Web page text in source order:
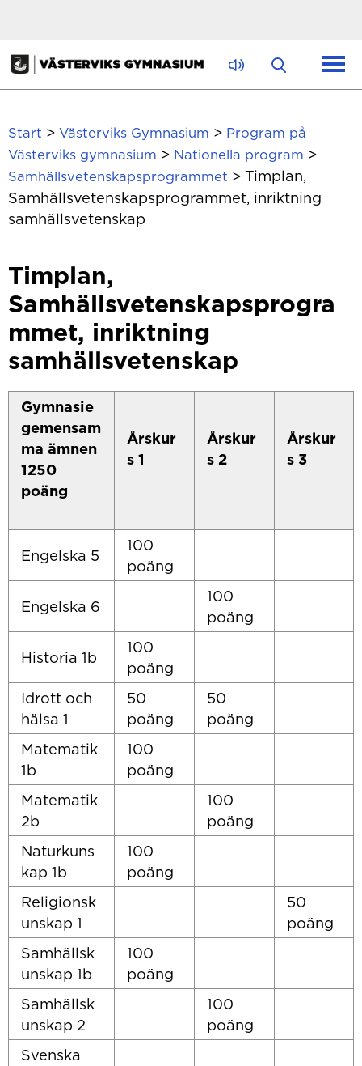
Start > Västerviks Gymnasium > Program på
Västerviks gymnasium > Nationella program >
Samhällsvetenskapsprogrammet > Timplan,
Samhällsvetenskapsprogrammet, inriktning
samhällsvetenskap
Timplan,
Samhällsvetenskapsprogra
mmet, inriktning
samhällsvetenskap
Gymnasie
gemensam
ma ämnen
1250
poäng
Årskur
s 1
Årskur
s 2
Årskur
s 3
Engelska 5
100
poäng
Engelska 6
100
poäng
Historia 1b
100
poäng
Idrott och
hälsa 1
50
poäng
50
poäng
Matematik
1b
100
poäng
Matematik
2b
100
poäng
Naturkuns
kap 1b
100
poäng
Religionsk
unskap 1
50
poäng
Samhällsk
unskap 1b
100
poäng
Samhällsk
unskap 2
100
poäng
Svenska